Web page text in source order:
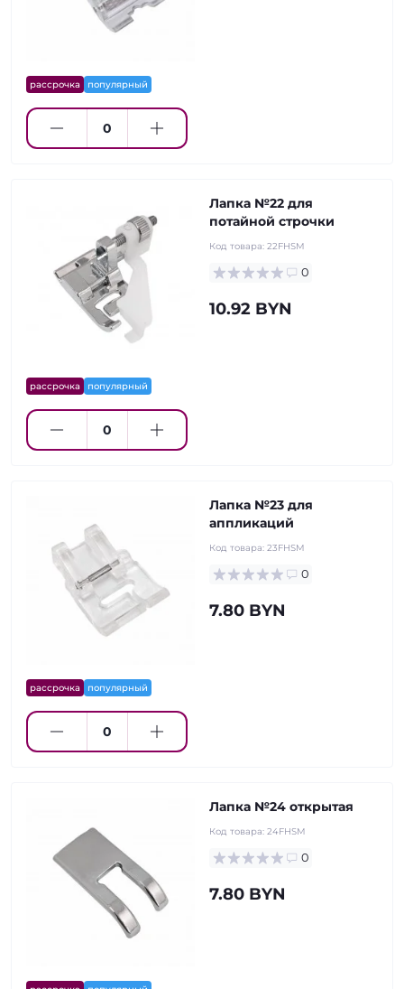
рассрочка популярный
рассрочка популярный
Лапка №22 для
потайной строчки
Код товара: 22FHSM
0
10.92 BYN
рассрочка популярный
Лапка №23 для
аппликаций
Код товара: 23FHSM
0
7.80 BYN
Лапка №24 открытая
Код товара: 24FHSM
0
7.80 BYN